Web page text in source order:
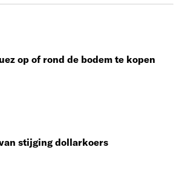
op of rond de bodem te kopen
stijging dollarkoers